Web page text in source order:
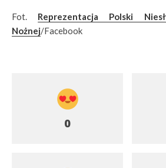
Fot. Reprezentacja Polski
Nożnej/Facebook
0